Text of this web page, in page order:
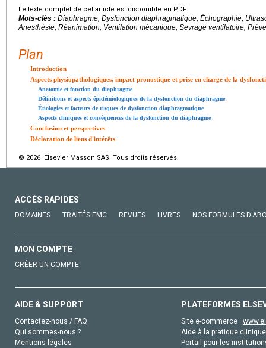
Le texte complet de cet article est disponible en PDF.
Mots-clés : Diaphragme, Dysfonction diaphragmatique, Échographie,
Anesthésie, Réanimation, Ventilation mécanique, Sevrage ventilatoire,
Plan
Introduction
Aspects physiopathologiques, impact pronostique et prise en charge de la
Anatomie et fonction du diaphragme
Définitions et aspects épidémiologiques de la dysfonction du diaphragme
Étiologies et facteurs de risques de dysfonction diaphragmatique
Aspects cliniques et conséquences de la dysfonction du diaphragme
Conclusion et perspectives
Déclaration de liens d'intérêts
© 2026 Elsevier Masson SAS. Tous droits réservés.
ACCÈS RAPIDES
DOMAINES TRAITÉS EMC REVUES LIVRES NOS FORMULES
MON COMPTE
CRÉER UN COMPTE
AIDE & SUPPORT
Contactez-nous / FAQ
Qui sommes-nous ?
Mentions légales
PLATEFORMES
Site e-commerce :
Aide à la pratique
Portail pour les